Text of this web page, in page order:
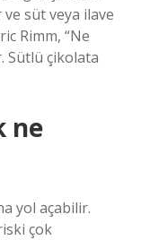
süt veya ilave
Rimm, “Ne
Sütlü çikolata
ne
yol açabilir.
çok